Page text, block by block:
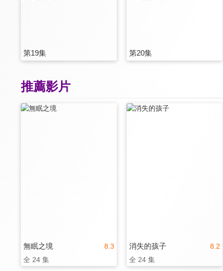
第19集 第20集
推薦影片
8.3
無眠之境
全 24 集
8.2
消失的孩子
全 24 集